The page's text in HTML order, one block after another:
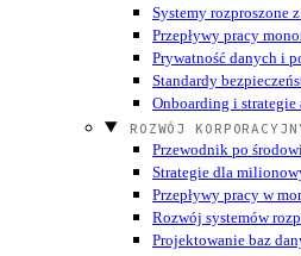
Systemy rozproszone
Przepływy pracy
Prywatność danych i
Standardy
Onboarding i strategie
ROZWÓJ
Przewodnik po
Strategie dla
Przepływy pracy w
Rozwój systemów
Projektowanie baz